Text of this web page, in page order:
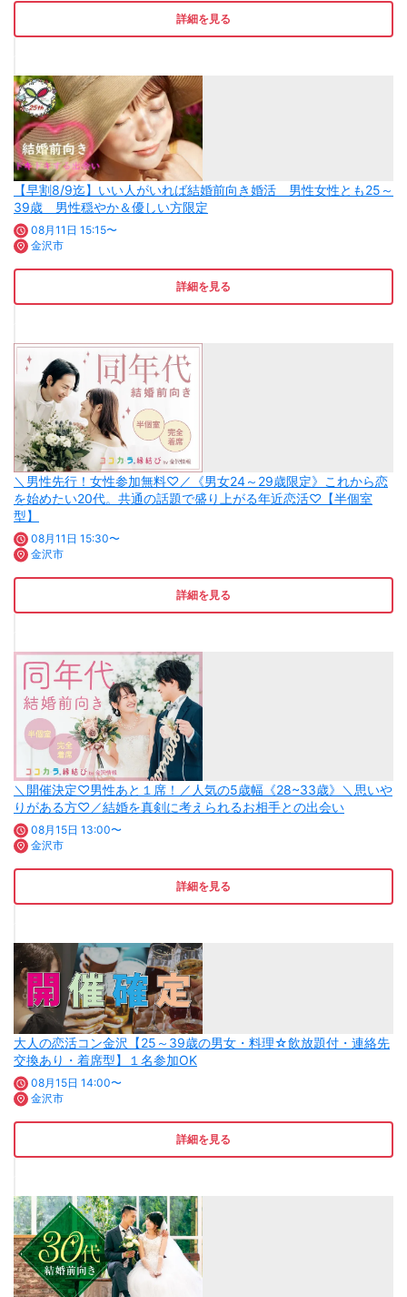
詳細を見る
【早割8/9迄】いい人がいれば結婚前向き婚活 男性女性とも25～
39歳 男性穏やか＆優しい方限定
08月11日 15:15〜
金沢市
詳細を見る
＼男性先行！女性参加無料♡／《男女24～29歳限定》これから恋
を始めたい20代。共通の話題で盛り上がる年近恋活♡【半個室
型】
08月11日 15:30〜
金沢市
詳細を見る
＼開催決定♡男性あと１席！／人気の5歳幅《28~33歳》＼思いや
りがある方♡／結婚を真剣に考えられるお相手との出会い
08月15日 13:00〜
金沢市
詳細を見る
大人の恋活コン金沢【25～39歳の男女・料理☆飲放題付・連絡先
交換あり・着席型】１名参加OK
08月15日 14:00〜
金沢市
詳細を見る